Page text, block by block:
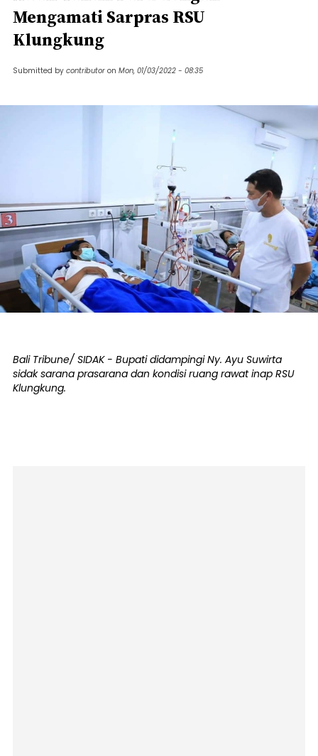
Mengamati Sarpras RSU
Klungkung
Submitted by contributor on Mon, 01/03/2022 - 08:35
Bali Tribune/ SIDAK - Bupati didampingi Ny. Ayu Suwirta
sidak sarana prasarana dan kondisi ruang rawat inap RSU
Klungkung.